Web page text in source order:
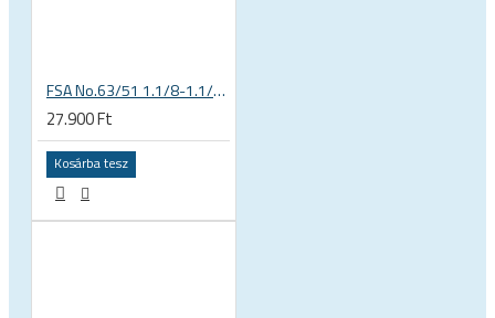
FSA No.63/51 1.1/8-1.1/4 félintegrált kormánycsapágy 51.2 56.2 mm tapered OD, fekete 141-0031018010
27.900 Ft
Kosárba tesz